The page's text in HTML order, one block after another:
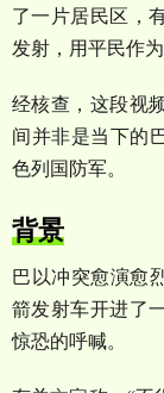
了一片居民区，
发射，用平民作为
经核查，这段视
间并非是当下的
色列国防军。
背景
巴以冲突愈演愈
箭发射车开进了
惊恐的呼喊。